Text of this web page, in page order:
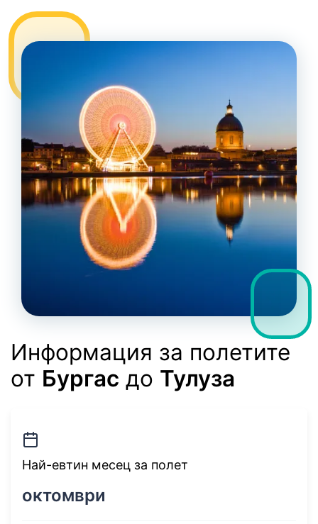
Информация за полетите
от Бургас до Тулуза
Най-евтин месец за полет
октомври